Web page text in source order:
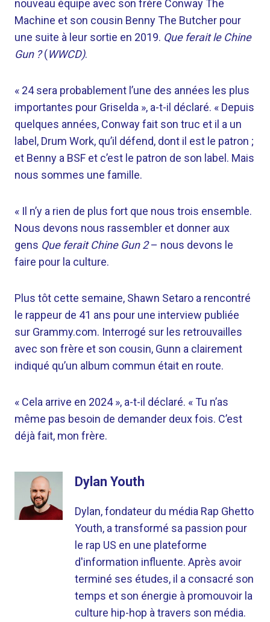
nouveau équipe avec son frère Conway The
Machine et son cousin Benny The Butcher pour
une suite à leur sortie en 2019. Que ferait le Chine
Gun ?(WWCD).
« 24 sera probablement l’une des années les plus
importantes pour Griselda », a-t-il déclaré. « Depuis
quelques années, Conway fait son truc et il a un
label, Drum Work, qu’il défend, dont il est le patron ;
et Benny a BSF et c’est le patron de son label. Mais
nous sommes une famille.
« Il n’y a rien de plus fort que nous trois ensemble.
Nous devons nous rassembler et donner aux
gens Que ferait Chine Gun 2– nous devons le
faire pour la culture.
Plus tôt cette semaine, Shawn Setaro a rencontré
le rappeur de 41 ans pour une interview publiée
sur Grammy.com. Interrogé sur les retrouvailles
avec son frère et son cousin, Gunn a clairement
indiqué qu’un album commun était en route.
« Cela arrive en 2024 », a-t-il déclaré. « Tu n’as
même pas besoin de demander deux fois. C’est
déjà fait, mon frère.
Dylan Youth
Dylan, fondateur du média Rap Ghetto
Youth, a transformé sa passion pour
le rap US en une plateforme
d'information influente. Après avoir
terminé ses études, il a consacré son
temps et son énergie à promouvoir la
culture hip-hop à travers son média.